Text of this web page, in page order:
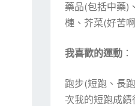
藥品(包括中藥)
槤、芥菜(好苦
我喜歡的運動：
跑步(短跑、長
次我的短跑成績